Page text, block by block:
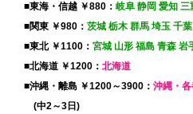
■東海・信越 ￥880： 岐阜 静岡 愛知 三
■関東 ￥980： 茨城 栃木 群馬 埼玉 千
■東北 ￥1100： 宮城 山形 福島 青森 岩
■北海道 ￥1200： 北海道
■沖縄・離島 ￥1200～3900： 沖縄・
(中2～3日)